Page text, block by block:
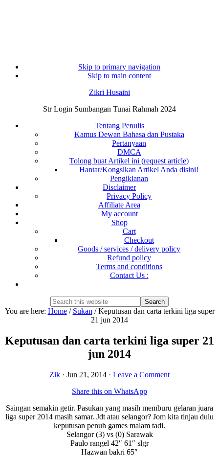
Skip to primary navigation
Skip to main content
Zikri Husaini
Str Login Sumbangan Tunai Rahmah 2024
Tentang Penulis
Kamus Dewan Bahasa dan Pustaka
Pertanyaan
DMCA
Tolong buat Artikel ini (request article)
Hantar/Kongsikan Artikel Anda disini!
Pengiklanan
Disclaimer
Privacy Policy
Affiliate Area
My account
Shop
Cart
Checkout
Goods / services / delivery policy
Refund policy
Terms and conditions
Contact Us :
Search
this
Hide
Search
You are here: Home / Sukan /Keputusan dan carta terkini liga super
21 jun 2014
Keputusan dan carta terkini liga super 21
jun 2014
Zik · Jun 21, 2014 · Leave a Comment
Share this on WhatsApp
Saingan semakin getir. Pasukan yang masih memburu gelaran juara
liga super 2014 masih samar. Jdt atau selangor? Jom kita tinjau dulu
keputusan penuh games malam tadi.
Selangor (3) vs (0) Sarawak
Paulo rangel 42″ 61″ slgr
Hazwan bakri 65″